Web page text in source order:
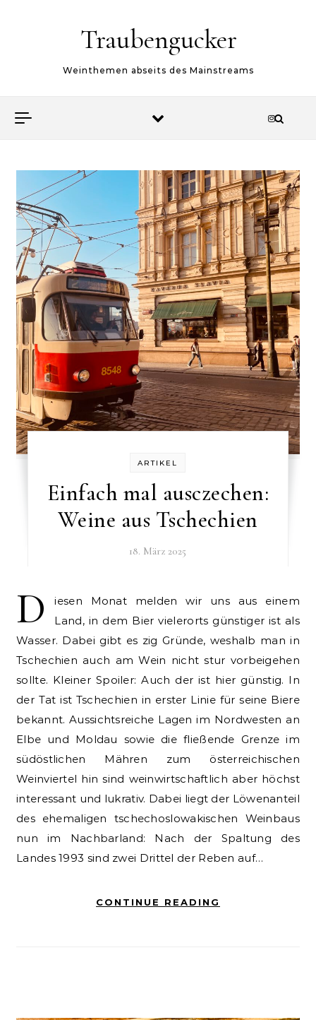
Traubengucker
Weinthemen abseits des Mainstreams
ARTIKEL
Einfach mal ausczechen:
Weine aus Tschechien
18. März 2025
D
iesen Monat melden wir uns aus einem
Land, in dem Bier vielerorts günstiger ist als
Wasser. Dabei gibt es zig Gründe, weshalb man in
Tschechien auch am Wein nicht stur vorbeigehen
sollte. Kleiner Spoiler: Auch der ist hier günstig. In
der Tat ist Tschechien in erster Linie für seine Biere
bekannt. Aussichtsreiche Lagen im Nordwesten an
Elbe und Moldau sowie die fließende Grenze im
südöstlichen Mähren zum österreichischen
Weinviertel hin sind weinwirtschaftlich aber höchst
interessant und lukrativ. Dabei liegt der Löwenanteil
des ehemaligen tschechoslowakischen Weinbaus
nun im Nachbarland: Nach der Spaltung des
Landes 1993 sind zwei Drittel der Reben auf…
CONTINUE READING